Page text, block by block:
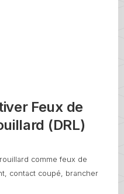
Feux de
(DRL)
comme feux de
contact coupé, brancher